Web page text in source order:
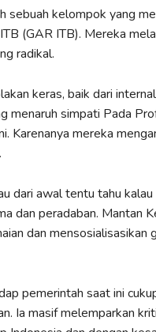
sebuah kelompok yang
(GAR ITB). Mereka
radikal.
keras, baik dari
menaruh simpati Pada
Karenanya mereka
dari awal tentu tahu kalau
dan peradaban. Mantan
dan mensosialisasikan
pemerintah saat ini
Ia masif melemparkan